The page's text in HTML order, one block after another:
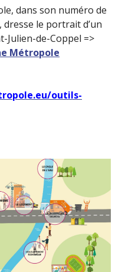
dans son numéro de
dresse le portrait d’un
Julien-de-Coppel =>
Métropole
outils-